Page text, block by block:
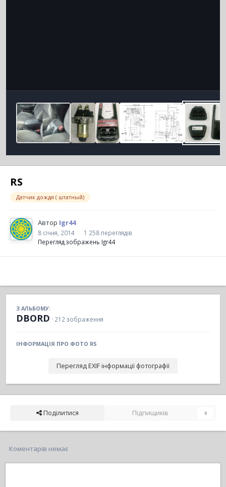
RS
Датчик дождя ( штатный)
Автор Igr44
8 січня, 2014
1 258 переглядів
Перегляд зображень Igr44
З АЛЬБОМУ:
DBORD · 212 зображення
ІНФОРМАЦІЯ ПРО ФОТО RS
Перегляд EXIF інформації фотографії
Поділитися Підпищиків 0
Коментарів немає